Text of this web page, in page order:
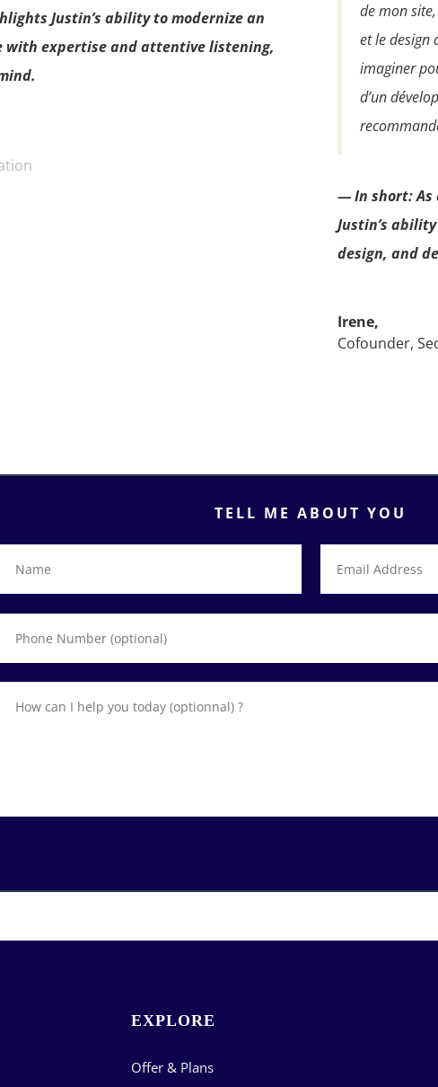
Justin’s ability to modernize an
with expertise and attentive listening,
de mon
et le design
imaginer
d’un
— In short: As
Justin’s
design, and
Irene,
Cofounder,
TELL ME ABOUT YOU
EXPLORE
Offer & Plans